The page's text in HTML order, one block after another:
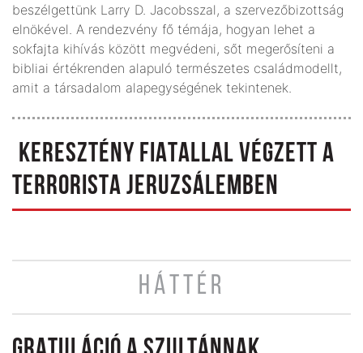
beszélgettünk Larry D. Jacobsszal, a szervezőbizottság
elnökével. A rendezvény fő témája, hogyan lehet a
sokfajta kihívás között megvédeni, sőt megerősíteni a
bibliai értékrenden alapuló természetes családmodellt,
amit a társadalom alapegységének tekintenek.
KERESZTÉNY FIATALLAL VÉGZETT A
TERRORISTA JERUZSÁLEMBEN
HÁTTÉR